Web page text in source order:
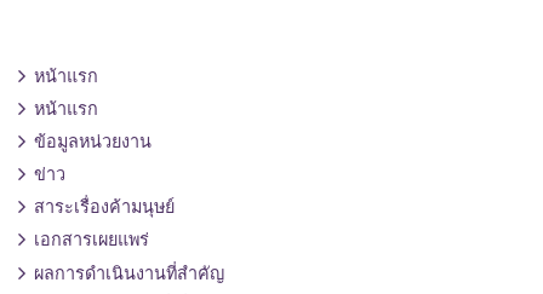
หน้าแรก
หน้าแรก
ข้อมูลหน่วยงาน
ข่าว
สาระเรื่องค้ามนุษย์
เอกสารเผยแพร่
ผลการดำเนินงานที่สำคัญ